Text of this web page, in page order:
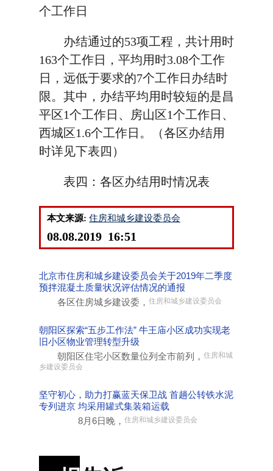
个工作日
办结通过的53项工程，共计用时
163个工作日，平均用时3.08个工作
日，远低于要求的7个工作日办结时
限。其中，办结平均用时较短的是昌
平区1个工作日、房山区1个工作日、
西城区1.6个工作日。（各区办结用
时详见下表四）
表四：各区办结用时情况表
本文来源: 住房和城乡建设委员会
08.08.2019 16:51
北京市住房和城乡建设委员会关于2019年二季度
预拌混凝土质量状况评估情况的通报
各区住房城乡建设委， 住房和城乡建设委员会
朝阳区探索“五步工作法” 牛王庙小区成功实现老
旧小区物业管理转型升级
朝阳区住宅小区数量位列全市前列， 住房和城
乡建设委员会
坚守初心，助力打赢蓝天保卫战 首趟公转铁水泥
专列进京 均采用罐式集装箱运载
8月6日晚， 住房和城乡建设委员会